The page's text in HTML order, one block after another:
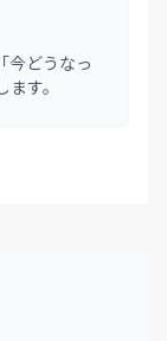
今どうなっ
す。